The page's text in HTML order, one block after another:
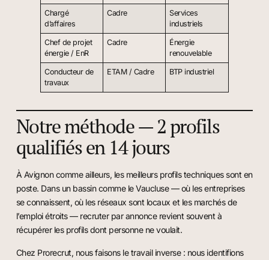
Chargé
d’affaires
Cadre
Services
industriels
Chef de projet
énergie / EnR
Cadre
Énergie
renouvelable
Conducteur de
travaux
ETAM / Cadre BTP industriel
Notre méthode — 2 profils
qualifiés en 14 jours
À Avignon comme ailleurs, les meilleurs profils techniques sont en
poste. Dans un bassin comme le Vaucluse — où les entreprises
se connaissent, où les réseaux sont locaux et les marchés de
l’emploi étroits — recruter par annonce revient souvent à
récupérer les profils dont personne ne voulait.
Chez Prorecrut, nous faisons le travail inverse : nous identifions